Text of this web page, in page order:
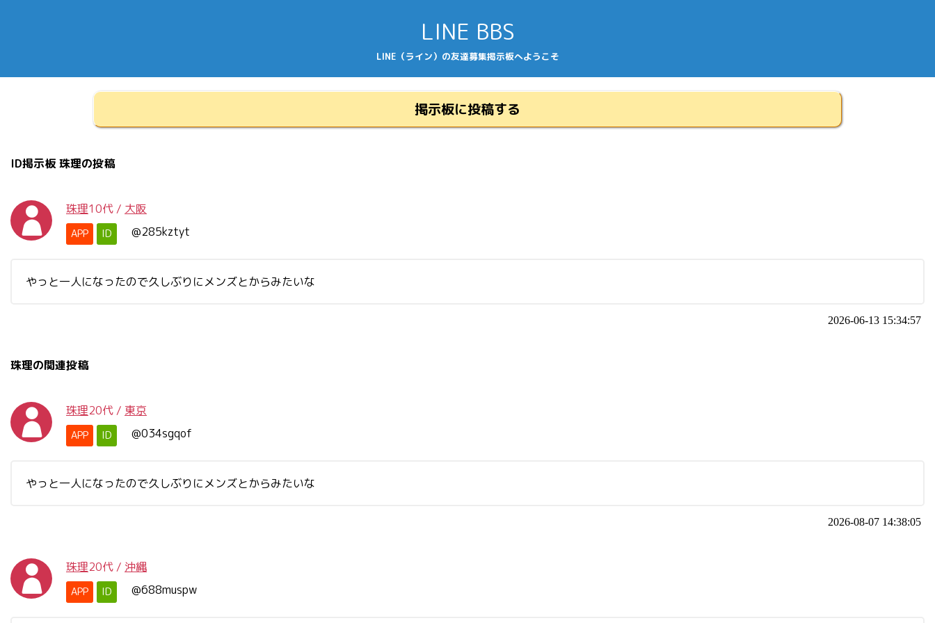
LINE BBS
LINE（ライン）の友達募集掲示板へようこそ
掲示板に投稿する
ID掲示板 珠理の投稿
珠理10代 / 大阪
APP ID @285kztyt
やっと一人になったので久しぶりにメンズとからみたいな
2026-06-13 15:34:57
珠理の関連投稿
珠理20代 / 東京
APP ID @034sgqof
やっと一人になったので久しぶりにメンズとからみたいな
2026-08-07 14:38:05
珠理20代 / 沖縄
APP ID @688muspw